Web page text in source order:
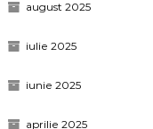
august 2025
iulie 2025
iunie 2025
aprilie 2025